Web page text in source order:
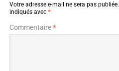
Votre adresse e-mail ne sera pas publiée.
indiqués avec *
Commentaire*